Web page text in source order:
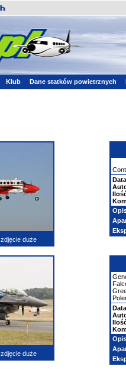
Klub Dane statków powietrznych
zdjęcie duże
zdjęcie duże